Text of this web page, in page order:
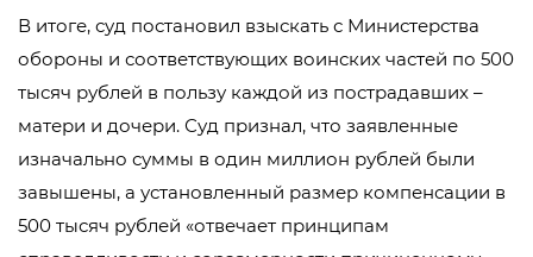
В итоге, суд постановил взыскать с Министерства
обороны и соответствующих воинских частей по 500
тысяч рублей в пользу каждой из пострадавших –
матери и дочери. Суд признал, что заявленные
изначально суммы в один миллион рублей были
завышены, а установленный размер компенсации в
500 тысяч рублей «отвечает принципам